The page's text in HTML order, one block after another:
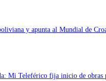
y apunta al Mundial de
Mi Teleférico fija inicio de obras